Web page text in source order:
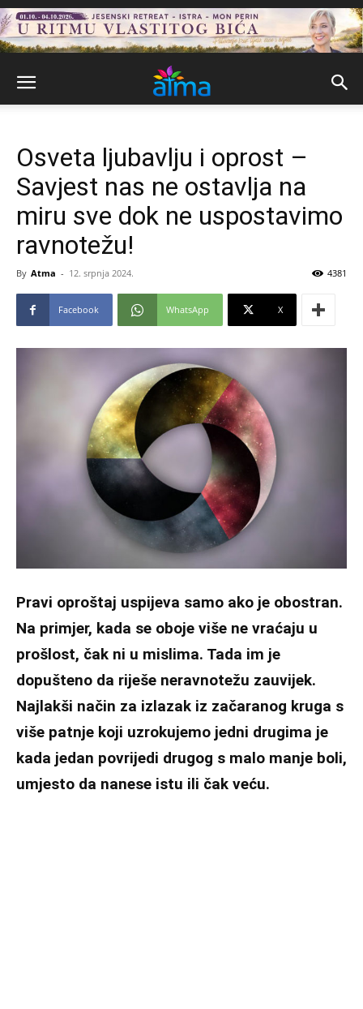
Osveta ljubavlju i oprost –
Savjest nas ne ostavlja na
miru sve dok ne uspostavimo
ravnotežu!
By Atma - 12. srpnja 2024. 4381
Facebook WhatsApp X
Pravi oproštaj uspijeva samo ako je obostran.
Na primjer, kada se oboje više ne vraćaju u
prošlost, čak ni u mislima. Tada im je
dopušteno da riješe neravnotežu zauvijek.
Najlakši način za izlazak iz začaranog kruga s
više patnje koji uzrokujemo jedni drugima je
kada jedan povrijedi drugog s malo manje boli,
umjesto da nanese istu ili čak veću.